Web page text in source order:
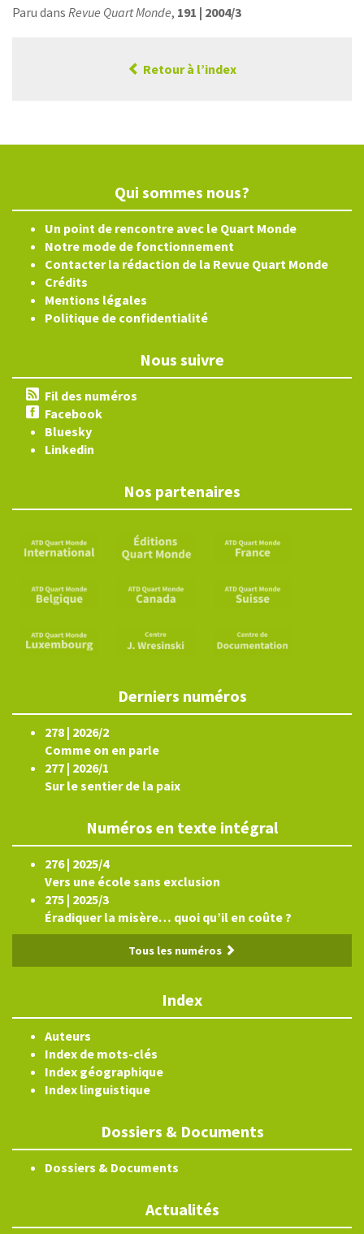
Paru dans Revue Quart Monde, 191 | 2004/3
Retour à l’index
Qui sommes nous?
Un point de rencontre avec le Quart Monde
Notre mode de fonctionnement
Contacter la rédaction de la Revue Quart Monde
Crédits
Mentions légales
Politique de confidentialité
Nous suivre
Fil des numéros
Facebook
Bluesky
Linkedin
Nos partenaires
Derniers numéros
278 | 2026/2
Comme on en parle
277 | 2026/1
Sur le sentier de la paix
Numéros en texte intégral
276 | 2025/4
Vers une école sans exclusion
275 | 2025/3
Éradiquer la misère… quoi qu’il en coûte ?
Tous les numéros
Index
Auteurs
Index de mots-clés
Index géographique
Index linguistique
Dossiers & Documents
Dossiers & Documents
Actualités